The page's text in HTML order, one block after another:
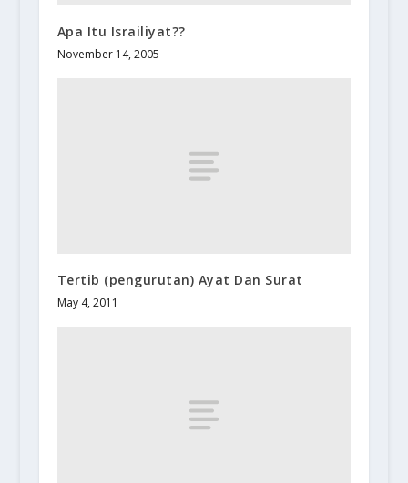
Apa Itu Israiliyat??
November 14, 2005
Tertib (pengurutan) Ayat Dan Surat
May 4, 2011